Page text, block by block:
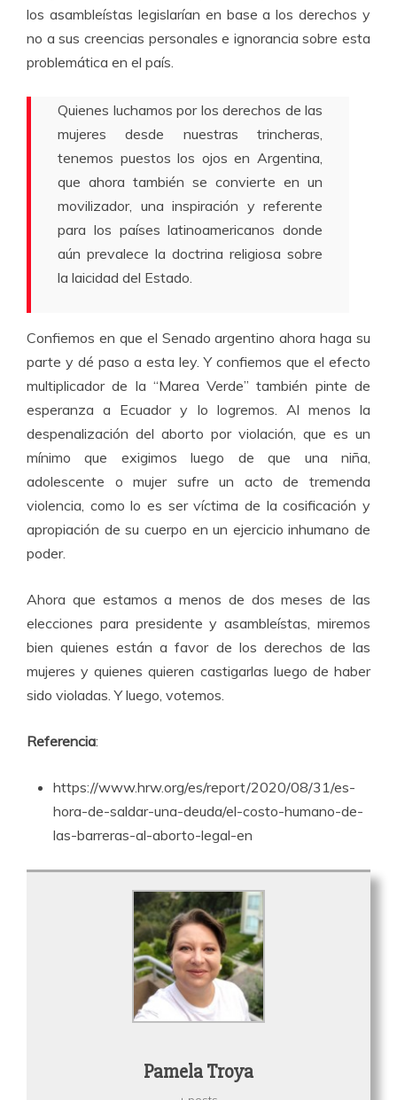
los asambleístas legislarían en base a los derechos y
no a sus creencias personales e ignorancia sobre esta
problemática en el país.
Quienes luchamos por los derechos de las
mujeres desde nuestras trincheras,
tenemos puestos los ojos en Argentina,
que ahora también se convierte en un
movilizador, una inspiración y referente
para los países latinoamericanos donde
aún prevalece la doctrina religiosa sobre
la laicidad del Estado.
Confiemos en que el Senado argentino ahora haga su
parte y dé paso a esta ley. Y confiemos que el efecto
multiplicador de la “Marea Verde” también pinte de
esperanza a Ecuador y lo logremos. Al menos la
despenalización del aborto por violación, que es un
mínimo que exigimos luego de que una niña,
adolescente o mujer sufre un acto de tremenda
violencia, como lo es ser víctima de la cosificación y
apropiación de su cuerpo en un ejercicio inhumano de
poder.
Ahora que estamos a menos de dos meses de las
elecciones para presidente y asambleístas, miremos
bien quienes están a favor de los derechos de las
mujeres y quienes quieren castigarlas luego de haber
sido violadas. Y luego, votemos.
Referencia:
https://www.hrw.org/es/report/2020/08/31/es-
hora-de-saldar-una-deuda/el-costo-humano-de-
las-barreras-al-aborto-legal-en
Pamela Troya